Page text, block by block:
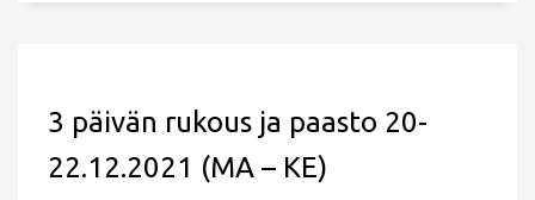
3 päivän rukous ja paasto 20-
22.12.2021 (MA – KE)